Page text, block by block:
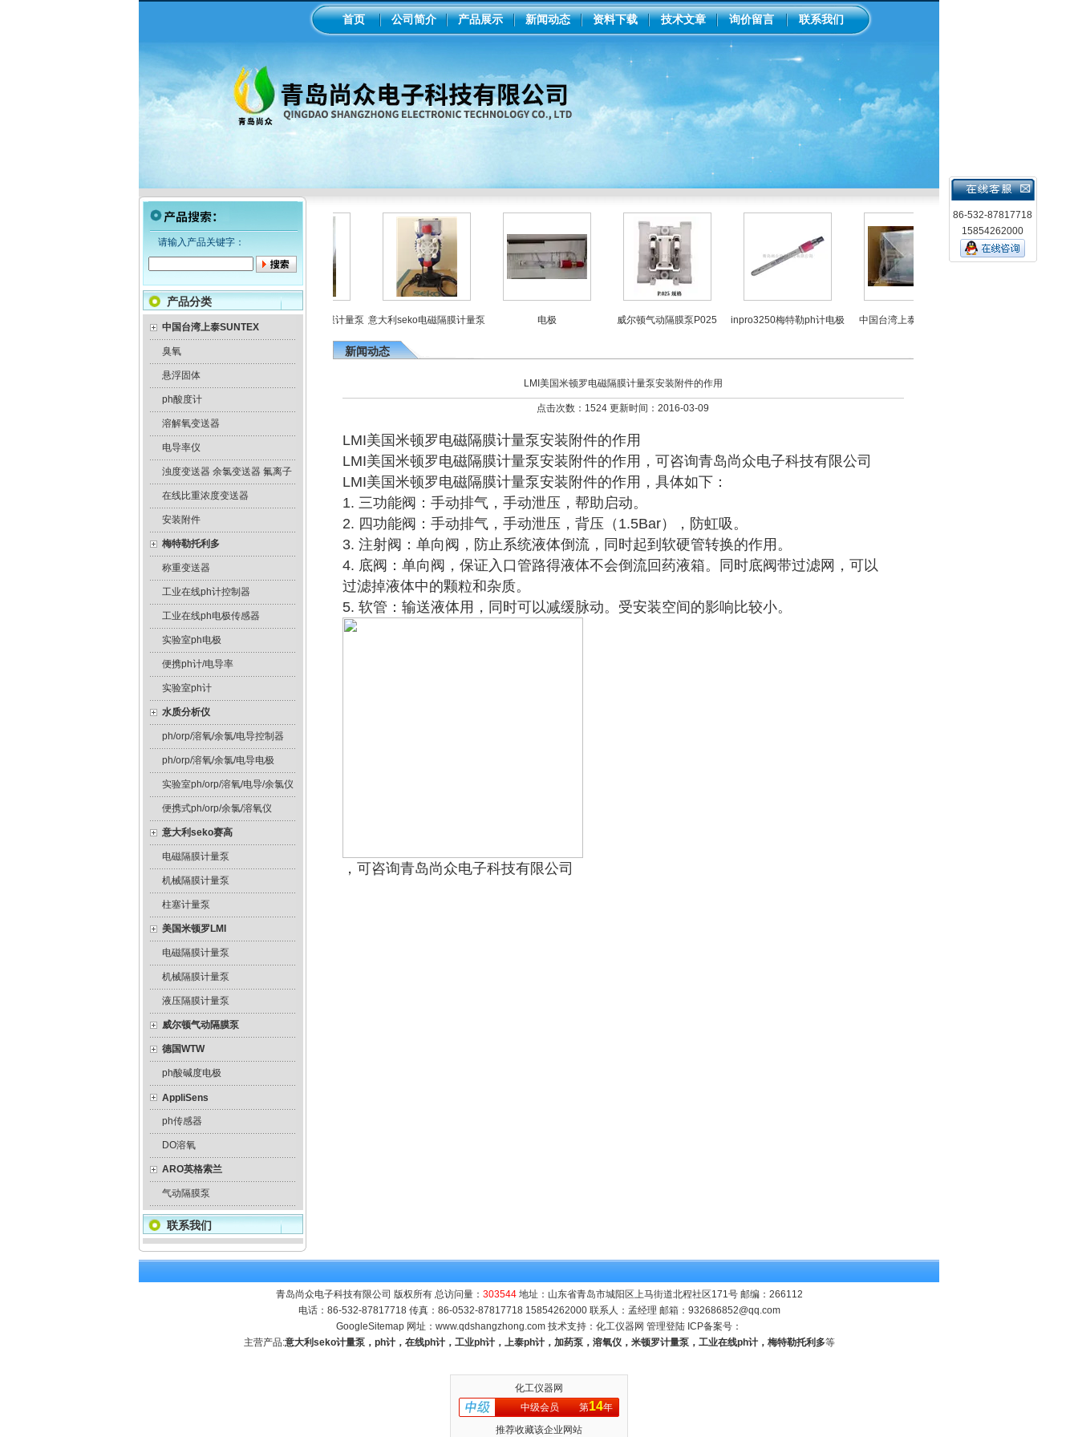
首页 公司简介 产品展示 新闻动态 资料下载 技术文章 询价留言 联系我们
请输入产品关键字：
产品分类
中国台湾上泰SUNTEX
臭氧
悬浮固体
ph酸度计
溶解氧变送器
电导率仪
浊度变送器 余氯变送器 氟离子
在线比重浓度变送器
安装附件
梅特勒托利多
称重变送器
工业在线ph计控制器
工业在线ph电极传感器
实验室ph电极
便携ph计/电导率
实验室ph计
水质分析仪
ph/orp/溶氧/余氯/电导控制器
ph/orp/溶氧/余氯/电导电极
实验室ph/orp/溶氧/电导/余氯仪
便携式ph/orp/余氯/溶氧仪
意大利seko赛高
电磁隔膜计量泵
机械隔膜计量泵
柱塞计量泵
美国米顿罗LMI
电磁隔膜计量泵
机械隔膜计量泵
液压隔膜计量泵
威尔顿气动隔膜泵
德国WTW
ph酸碱度电极
AppliSens
ph传感器
DO溶氧
ARO英格索兰
气动隔膜泵
联系我们
工业在线ph/orp计变送器 美国米顿罗机械隔膜计量泵 意大利seko电磁隔膜计量泵 电极 威尔顿气动隔膜泵P025 inpro3250梅特勒ph计电极 中国台湾上泰ph控制器
新闻动态
LMI美国米顿罗电磁隔膜计量泵安装附件的作用
点击次数：1524 更新时间：2016-03-09
LMI美国米顿罗电磁隔膜计量泵安装附件的作用
LMI美国米顿罗电磁隔膜计量泵安装附件的作用，可咨询青岛尚众电子科技有限公司
LMI美国米顿罗电磁隔膜计量泵安装附件的作用，具体如下：
1. 三功能阀：手动排气，手动泄压，帮助启动。
2. 四功能阀：手动排气，手动泄压，背压（1.5Bar），防虹吸。
3. 注射阀：单向阀，防止系统液体倒流，同时起到软硬管转换的作用。
4. 底阀：单向阀，保证入口管路得液体不会倒流回药液箱。同时底阀带过滤网，可以
过滤掉液体中的颗粒和杂质。
5. 软管：输送液体用，同时可以减缓脉动。受安装空间的影响比较小。
，可咨询青岛尚众电子科技有限公司
青岛尚众电子科技有限公司 版权所有 总访问量： 303544地址：山东省青岛市城阳区上马街道北程社区171号 邮编：266112
电话：86-532-87817718 传真：86-0532-87817718 15854262000 联系人：孟经理 邮箱： 932686852@qq.com
GoogleSitemap 网址： www.qdshangzhong.com 技术支持： 化工仪器网 管理登陆 ICP备案号：
主营产品:意大利seko计量泵，ph计，在线ph计，工业ph计，上泰ph计，加药泵，溶氧仪，米顿罗计量泵，工业在线ph计，梅特勒托利多等
86-532-87817718
15854262000
化工仪器网
中级会员
第14年
推荐收藏该企业网站